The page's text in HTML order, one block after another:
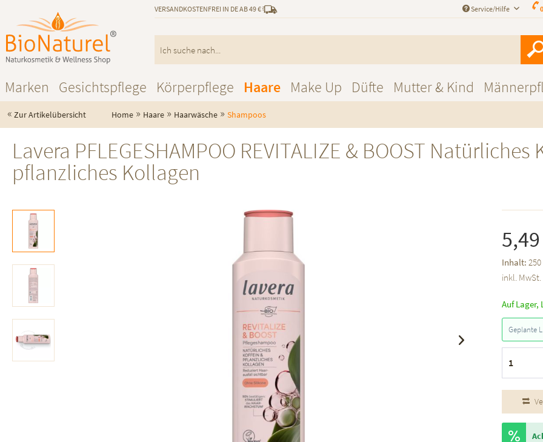
VERSANDKOSTENFREI IN DE AB 49 € Service/Hilfe
Marken Gesichtspflege Körperpflege Haare Make Up Düfte Mutter & Kind
« Zur Artikelübersicht Home » Haare » Haarwäsche » Shampoos
Lavera PFLEGESHAMPOO REVITALIZE & BOOST Natürliches
pflanzliches Kollagen
Inhalt:
inkl. MwSt.
Auf Lager,
Geplante